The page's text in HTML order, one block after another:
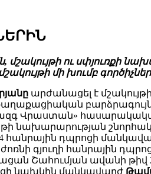
ու սփյուռքի
մի խումբ
արժանացել է
Վրաստան»
նախարարության
հանրային դպրոցի
գյուղի հանրային
Շահումյան ավանի թիվ
նախկին մանկավարժ